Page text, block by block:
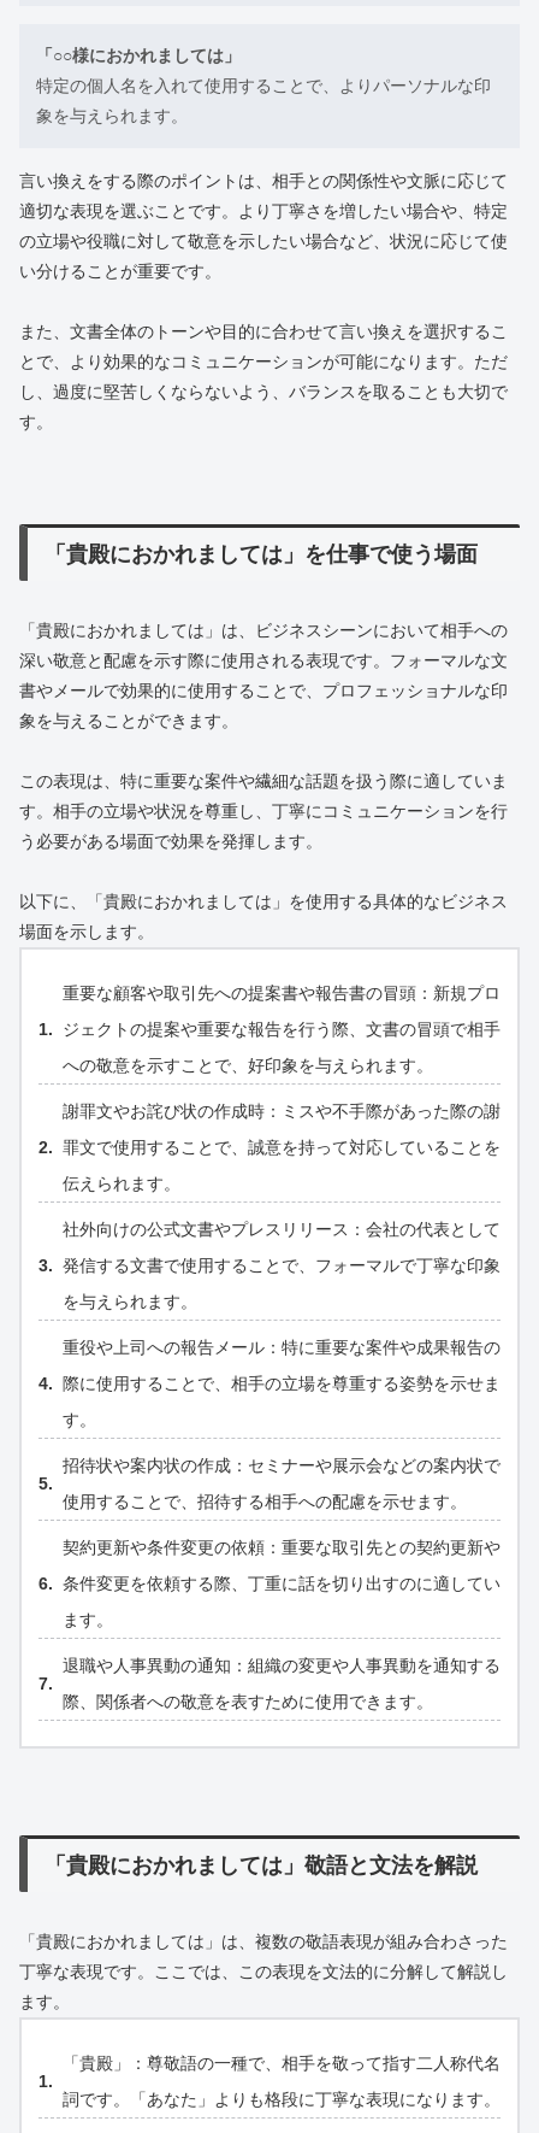
「○○様におかれましては」
特定の個人名を入れて使用することで、よりパーソナルな印
象を与えられます。
言い換えをする際のポイントは、相手との関係性や文脈に応じて
適切な表現を選ぶことです。より丁寧さを増したい場合や、特定
の立場や役職に対して敬意を示したい場合など、状況に応じて使
い分けることが重要です。
また、文書全体のトーンや目的に合わせて言い換えを選択するこ
とで、より効果的なコミュニケーションが可能になります。ただ
し、過度に堅苦しくならないよう、バランスを取ることも大切で
す。
「貴殿におかれましては」を仕事で使う場面
「貴殿におかれましては」は、ビジネスシーンにおいて相手への
深い敬意と配慮を示す際に使用される表現です。フォーマルな文
書やメールで効果的に使用することで、プロフェッショナルな印
象を与えることができます。
この表現は、特に重要な案件や繊細な話題を扱う際に適していま
す。相手の立場や状況を尊重し、丁寧にコミュニケーションを行
う必要がある場面で効果を発揮します。
以下に、「貴殿におかれましては」を使用する具体的なビジネス
場面を示します。
重要な顧客や取引先への提案書や報告書の冒頭：新規プロ
ジェクトの提案や重要な報告を行う際、文書の冒頭で相手
への敬意を示すことで、好印象を与えられます。
謝罪文やお詫び状の作成時：ミスや不手際があった際の謝
罪文で使用することで、誠意を持って対応していることを
伝えられます。
社外向けの公式文書やプレスリリース：会社の代表として
発信する文書で使用することで、フォーマルで丁寧な印象
を与えられます。
重役や上司への報告メール：特に重要な案件や成果報告の
際に使用することで、相手の立場を尊重する姿勢を示せま
す。
招待状や案内状の作成：セミナーや展示会などの案内状で
使用することで、招待する相手への配慮を示せます。
契約更新や条件変更の依頼：重要な取引先との契約更新や
条件変更を依頼する際、丁重に話を切り出すのに適してい
ます。
退職や人事異動の通知：組織の変更や人事異動を通知する
際、関係者への敬意を表すために使用できます。
「貴殿におかれましては」敬語と文法を解説
「貴殿におかれましては」は、複数の敬語表現が組み合わさった
丁寧な表現です。ここでは、この表現を文法的に分解して解説し
ます。
「貴殿」：尊敬語の一種で、相手を敬って指す二人称代名
詞です。「あなた」よりも格段に丁寧な表現になります。